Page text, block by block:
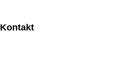
Kontakt